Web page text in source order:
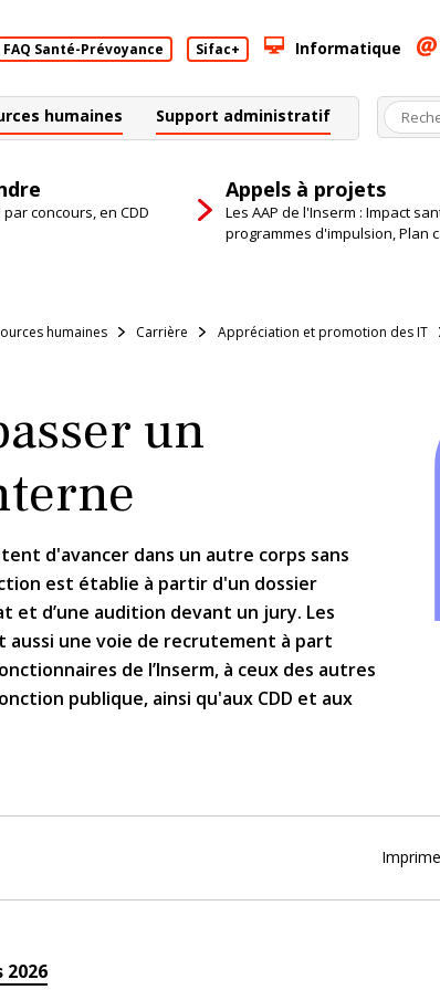
humaines Support administratif
concours, en CDD
Appels à projets
Les AAP de l'Inserm : Impact
programmes d'impulsion, Plan
FAQ Santé-Prévoyance Sifac+ Informatique
humaines Carrière Appréciation et promotion des IT
un
d'avancer dans un autre corps sans
est établie à partir d'un dossier
et d’une audition devant un jury. Les
une voie de recrutement à part
de l’Inserm, à ceux des autres
publique, ainsi qu'aux CDD et aux